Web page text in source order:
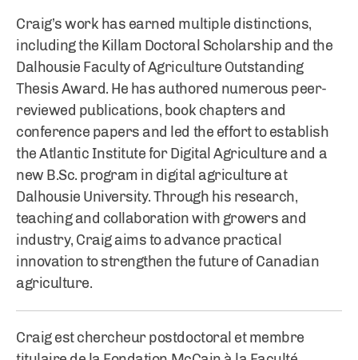
Craig’s work has earned multiple distinctions,
including the Killam Doctoral Scholarship and the
Dalhousie Faculty of Agriculture Outstanding
Thesis Award. He has authored numerous peer-
reviewed publications, book chapters and
conference papers and led the effort to establish
the Atlantic Institute for Digital Agriculture and a
new B.Sc. program in digital agriculture at
Dalhousie University. Through his research,
teaching and collaboration with growers and
industry, Craig aims to advance practical
innovation to strengthen the future of Canadian
agriculture.
Craig est chercheur postdoctoral et membre